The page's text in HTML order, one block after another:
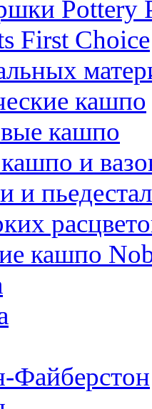
Pottery
First Choice
кашпо
кашпо
и
и
кашпо
Файберстон